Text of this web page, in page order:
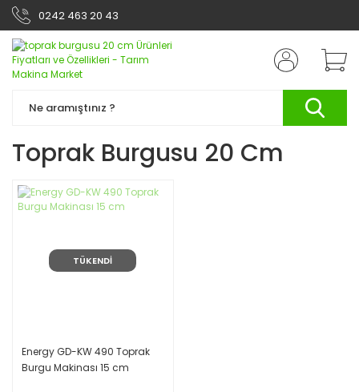
0242 463 20 43
Toprak Burgusu 20 Cm
TÜKENDİ
Energy GD-KW 490 Toprak
Burgu Makinası 15 cm